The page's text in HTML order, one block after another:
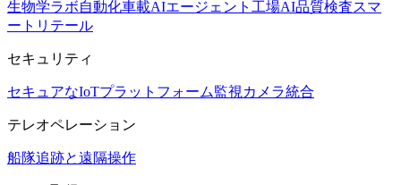
生物学ラボ自動化車載AIエージェント 工場AI品質検査スマ
ートリテール
セキュリティ
セキュアなIoTプラットフォーム監視カメラ統合
テレオペレーション
船隊追跡と遠隔操作